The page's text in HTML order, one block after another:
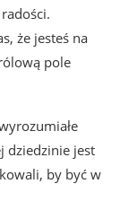
że jesteś na
pole
dziedzinie jest
by być w